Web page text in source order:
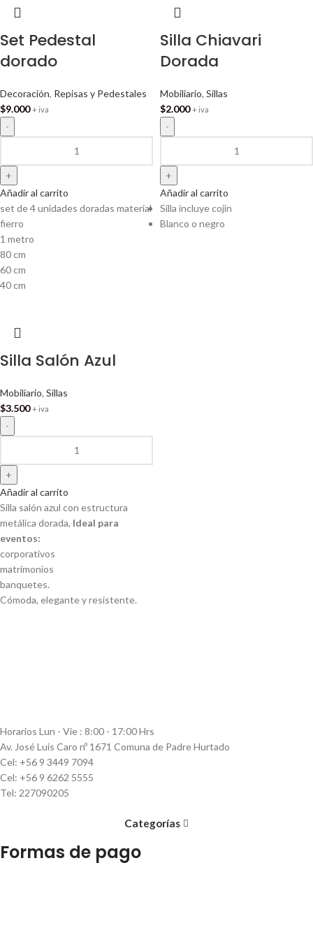
Set Pedestal
dorado
Decoración, Repisas y Pedestales
$9.000 + iva
Añadir al carrito
set de 4 unidades doradas material
fierro
1 metro
80 cm
60 cm
40 cm
Silla Chiavari
Dorada
Mobiliario, Sillas
$2.000 + iva
Añadir al carrito
Silla incluye cojín
Blanco o negro
Silla Salón Azul
Mobiliario, Sillas
$3.500 + iva
Añadir al carrito
Silla salón azul con estructura
metálica dorada, Ideal para
eventos:
corporativos
matrimonios
banquetes.
Cómoda, elegante y resistente.
Horarios Lun - Vie : 8:00 - 17:00 Hrs
Av. José Luis Caro nº 1671 Comuna de Padre Hurtado
Cel: +56 9 3449 7094
Cel: +56 9 6262 5555
Tel: 227090205
Categorías
Formas de pago